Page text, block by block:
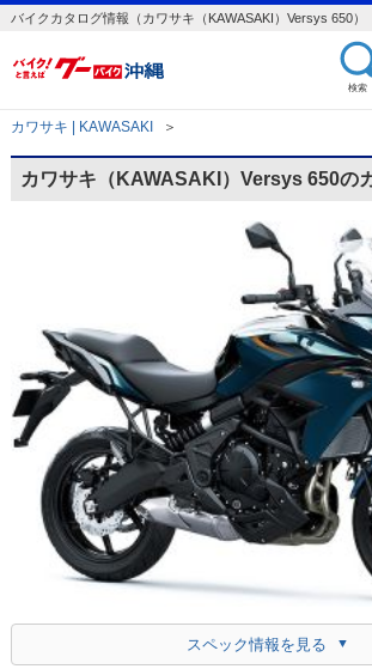
バイクカタログ情報（カワサキ（KAWASAKI）Versys 650）
検索
カワサキ | KAWASAKI ＞
カワサキ（KAWASAKI）Versys 650の
スペック情報を見る